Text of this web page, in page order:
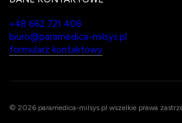
+48 662 721 408
biuro@paramedica-milsys.pl
formularz kontaktowy
© 2026 paramedica-milsys.pl wszelkie prawa